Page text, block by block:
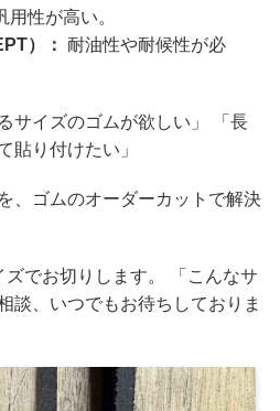
用性が高い。
）： 耐油性や耐候性が必
サイズのゴムが欲しい」 「長
貼り付けたい」
、ゴムのオーダーカットで解決
でお切りします。 「こんなサ
談、いつでもお待ちしておりま